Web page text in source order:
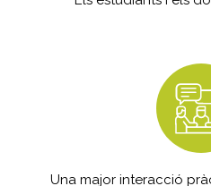
Una major interacció